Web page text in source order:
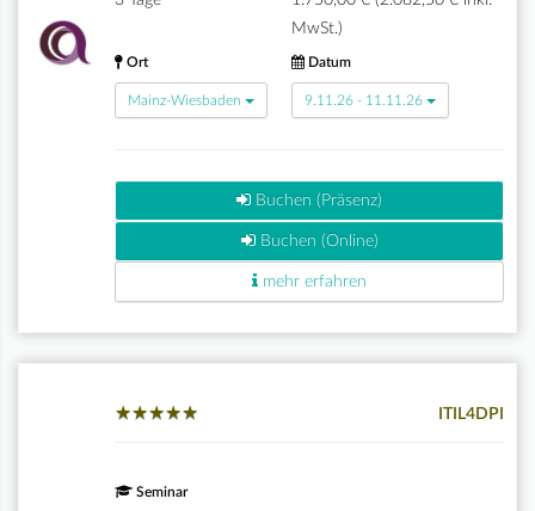
MwSt.)
Ort
Mainz-Wiesbaden
Datum
9.11.26 - 11.11.26
Buchen (Präsenz)
Buchen (Online)
mehr erfahren
★★★★★
★★★★★ ITIL4DPI
Seminar